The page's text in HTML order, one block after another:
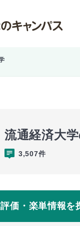
流通経済大
3,507件
価・楽単情報を